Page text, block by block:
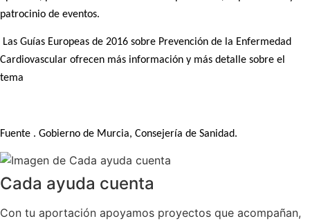
patrocinio de eventos.
Las Guías Europeas de 2016 sobre Prevención de la Enfermedad
Cardiovascular ofrecen más información y más detalle sobre el
tema
Fuente . Gobierno de Murcia, Consejería de Sanidad.
Cada ayuda cuenta
Con tu aportación apoyamos proyectos que acompañan,